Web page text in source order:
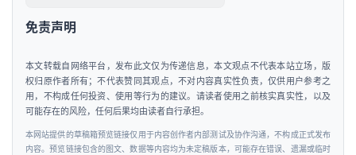
免责声明
本文转载自网络平台，发布此文仅为传递信息，本文观点不代表本站立场，版
权归原作者所有；不代表赞同其观点，不对内容真实性负责，仅供用户参考之
用，不构成任何投资、使用等行为的建议。请读者使用之前核实真实性，以及
可能存在的风险，任何后果均由读者自行承担。
本网站提供的草稿箱预览链接仅用于内容创作者内部测试及协作沟通，不构成正式发布
内容。预览链接包含的图文、数据等内容均为未定稿版本，可能存在错误、遗漏或临时